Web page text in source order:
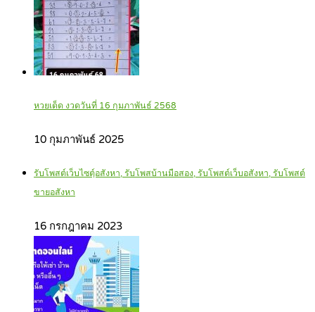
หวยเด็ด งวดวันที่ 16 กุมภาพันธ์ 2568
10 กุมภาพันธ์ 2025
รับโพสต์เว็บไซตฺ์อสังหา, รับโพสบ้านมือสอง, รับโพสต์เว็บอสังหา, รับโพสต์
ขายอสังหา
16 กรกฎาคม 2023